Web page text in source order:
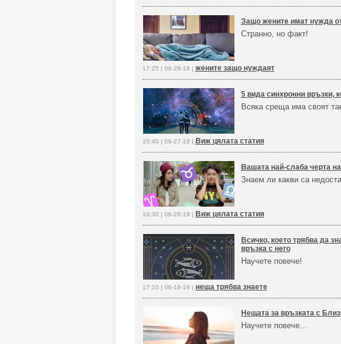
Защо жените имат нужда
Странно, но факт!
17:25 | 06-28-19 | жените защо нуждаят
5 вида синхронни връзки,
Всяка среща има своят
10:40 | 06-27-19 | Виж цялата статия
Вашата най-слаба черта
Знаем ли какви са
10:30 | 06-26-19 | Виж цялата статия
Всичко, което трябва да
връзка с него
Научете повече!
17:10 | 06-18-19 | неща трябва знаете
Нещата за връзката с
Научете повече...